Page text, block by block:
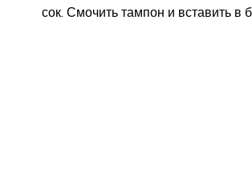
сок. Смочить тампон и вставить в